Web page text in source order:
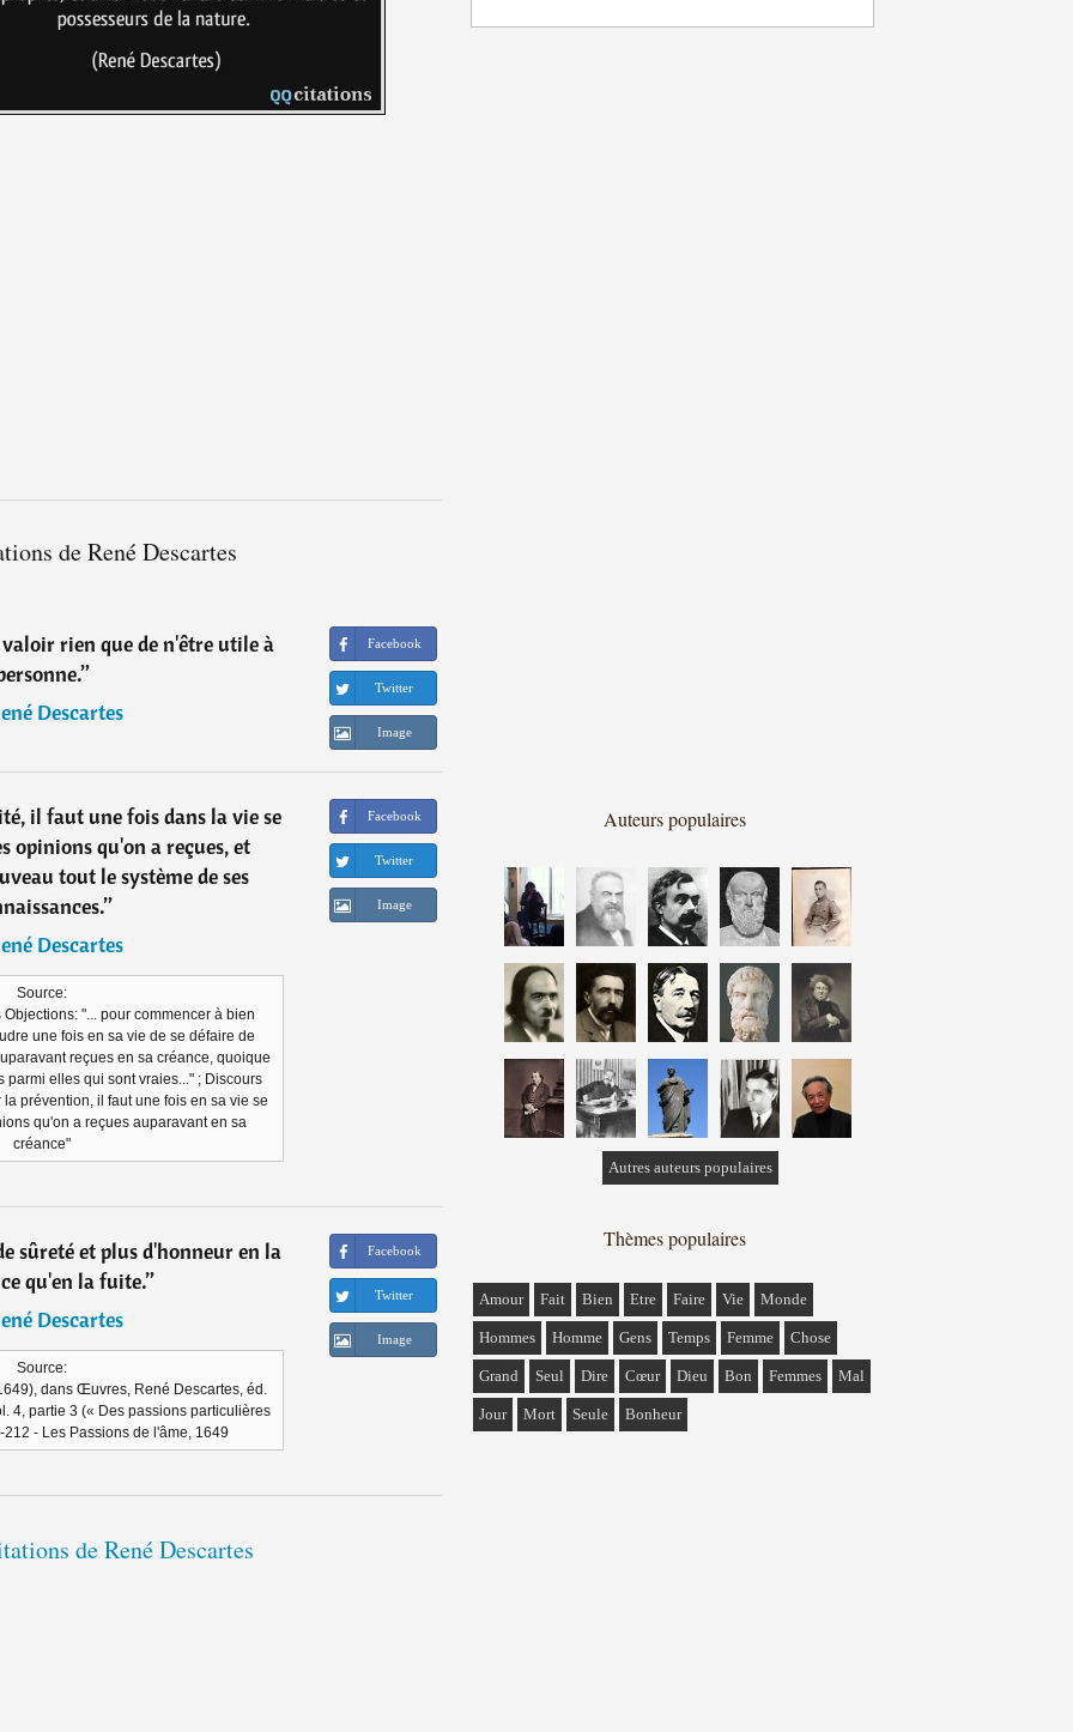
de René Descartes
rien que de n'être utile à
”
Descartes
Facebook
Twitter
Image
il faut une fois dans la vie se
opinions qu'on a reçues, et
tout le système de ses
”
Descartes
Source:
"... pour commencer à bien
une fois en sa vie de se défaire de
reçues en sa créance, quoique
parmi elles qui sont vraies..." ; Discours
prévention, il faut une fois en sa vie se
qu'on a reçues auparavant en sa
créance"
Facebook
Twitter
Image
sûreté et plus d'honneur en la
qu'en la fuite.”
Descartes
Source:
dans Œuvres, René Descartes, éd.
4, partie 3 (« Des passions particulières
212 - Les Passions de l'âme, 1649
Facebook
Twitter
Image
de René Descartes
Auteurs populaires
Autres auteurs populaires
Thèmes populaires
Amour Fait Bien Etre Faire Vie Monde
Hommes Homme Gens Temps Femme Chose
Grand Seul Dire Cœur Dieu Bon Femmes Mal
Jour Mort Seule Bonheur